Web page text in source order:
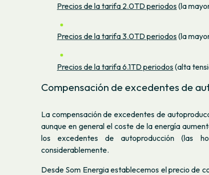
Precios de la tarifa 2.0TD periodos(la
Precios de la tarifa 3.0TD periodos(la
Precios de la tarifa 6.1TD periodos(alta
Compensación de excedentes de
La compensación de excedentes de
aunque en general el coste de la energía
los excedentes de autoproducción (las
considerablemente.
Desde Som Energia establecemos el precio de